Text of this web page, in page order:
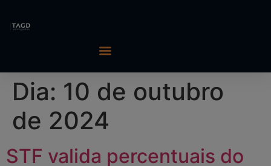
Dia: 10 de outubro
de 2024
STF valida percentuais do